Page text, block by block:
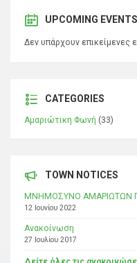
UPCOMING EVENTS
Δεν υπάρχουν επικείμενες
CATEGORIES
Αμαριώτικη Φωνή (33)
TOWN NOTICES
ΜΝΗΜΟΣΥΝΟ ΑΜΑΡΙΩΤΩΝ
12 Ιουνίου 2022
Ανακοίνωση
27 Ιουλίου 2017